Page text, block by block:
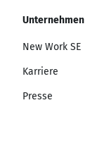
Unternehmen
New Work SE
Karriere
Presse